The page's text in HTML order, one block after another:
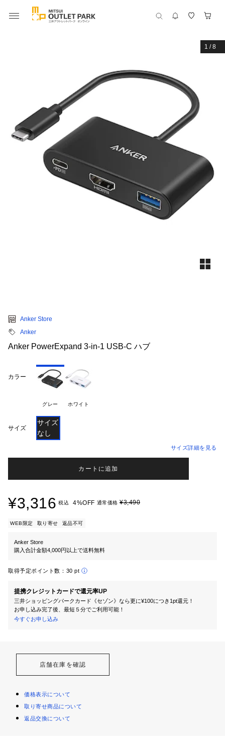
1 /8
Anker Store
Anker
Anker PowerExpand 3-in-1 USB-C ハブ
カラー
グレー ホワイト
サイズ
サイズ
なし
サイズ詳細を見る
カートに追加
¥3,316 税込 4%OFF 通常価格 ¥3,490
WEB限定 取り寄せ 返品不可
Anker Store
購入合計金額4,000円以上で送料無料
取得予定ポイント数： 30 pt
提携クレジットカードで還元率UP
三井ショッピングパークカード《セゾン》なら更に¥100につき1pt還元！
お申し込み完了後、最短５分でご利用可能！
今すぐお申し込み
店舗在庫を確認
価格表示について
取り寄せ商品について
返品交換について